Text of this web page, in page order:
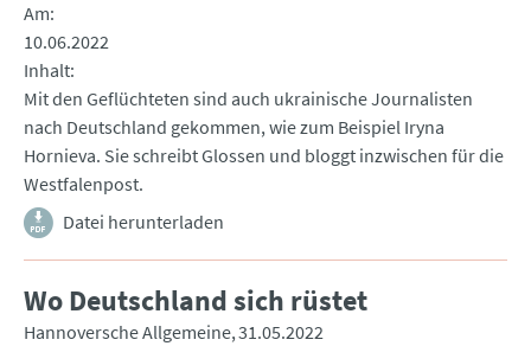
Am
10.06.2022
Inhalt
Mit den Geflüchteten sind auch ukrainische Journalisten
nach Deutschland gekommen, wie zum Beispiel Iryna
Hornieva. Sie schreibt Glossen und bloggt inzwischen für die
Westfalenpost.
Datei herunterladen
Wo Deutschland sich rüstet
Hannoversche Allgemeine 31.05.2022